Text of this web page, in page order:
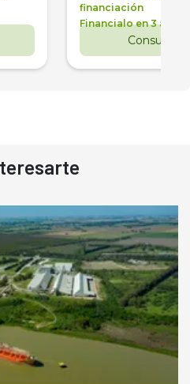
financiación
Financialo en 3 años
Consultar